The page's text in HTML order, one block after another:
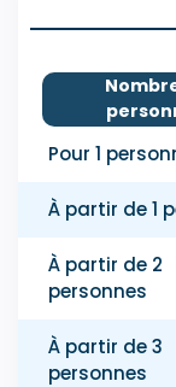
Pour 1
À partir de 1
À partir de 2
personnes
À partir de 3
personnes